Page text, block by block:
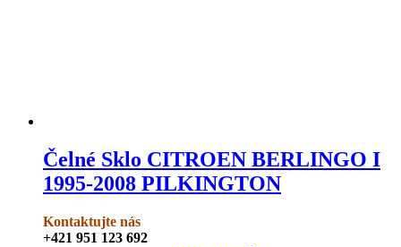
Čelné Sklo CITROEN BERLINGO I
1995-2008 PILKINGTON
Kontaktujte nás
+421 951 123 692